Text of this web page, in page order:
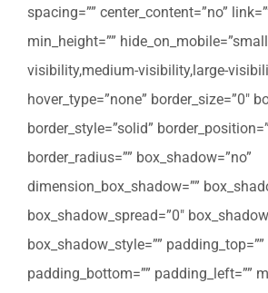
spacing=”” center_content=”no”
min_height=””
visibility,medium-visibility,large-
hover_type=”none” border_size=”0″
border_style=”solid”
border_radius=”” box_shadow=”no”
dimension_box_shadow=””
box_shadow_spread=”0″
box_shadow_style=””
padding_bottom=”” padding_left=””